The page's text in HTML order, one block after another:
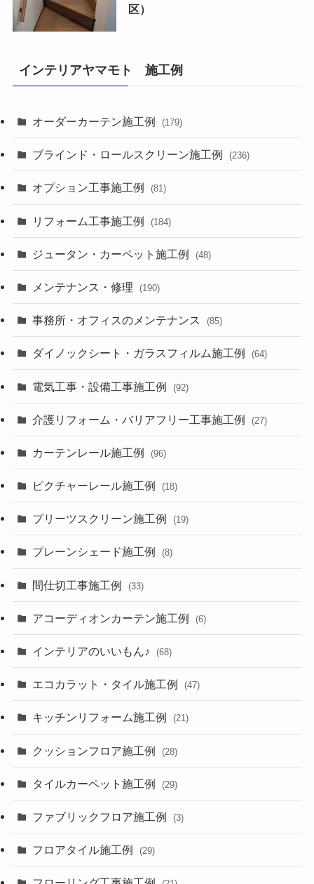
区）
インテリアヤマモト 施工例
オーダーカーテン施工例 (179)
ブラインド・ロールスクリーン施工例 (236)
オプション工事施工例 (81)
リフォーム工事施工例 (184)
ジュータン・カーペット施工例 (48)
メンテナンス・修理 (190)
事務所・オフィスのメンテナンス (85)
ダイノックシート・ガラスフィルム施工例 (64)
電気工事・設備工事施工例 (92)
介護リフォーム・バリアフリー工事施工例 (27)
カーテンレール施工例 (96)
ピクチャーレール施工例 (18)
プリーツスクリーン施工例 (19)
プレーンシェード施工例 (8)
間仕切工事施工例 (33)
アコーディオンカーテン施工例 (6)
インテリアのいいもん♪ (68)
エコカラット・タイル施工例 (47)
キッチンリフォーム施工例 (21)
クッションフロア施工例 (28)
タイルカーペット施工例 (29)
ファブリックフロア施工例 (3)
フロアタイル施工例 (29)